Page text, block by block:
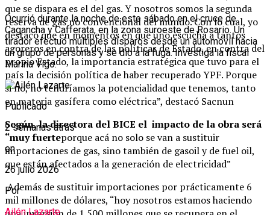
que se dispara es el del gas. Y nosotros somos la segunda
reserva de gas no convencional del mundo. Con lo cual, yo
destaco que en momentos en que uno escucha a tantos
agoreros en contra de las políticas de Estado, en contra del
propio Estado, la importancia estratégica que tuvo para el
país la decisión política de haber recuperado YPF. Porque
si no, no tendríamos la potencialidad que tenemos, tanto
en materia gasífera como eléctrica”, destacó Sacnun
Según, la directora del BICE el impacto de la obra será
“muy fuerteporque acá no solo se van a sustituir
importaciones de gas, sino también de gasoil y de fuel oil,
que están afectados a la generación de electricidad”
Además de sustituir importaciones por prácticamente 6
mil millones de dólares, “hoy nosotros estamos haciendo
Ocurrió durante la noche de este sábado en el cruce de
Cagancha y Cafferata, en la zona suroeste de Rosario. Un
tirador efectuó múltiples disparos desde un automóvil hacia
un grupo de personas y se dio a la fuga. Investiga la fiscal
Marina Vigo.
Publicado
2 semanas atrás
en
26 julio 2026
Por
Ailén Lazarte